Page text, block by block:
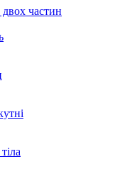
частин